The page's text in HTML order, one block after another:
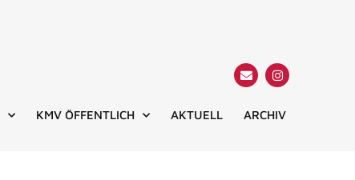
KMV ÖFFENTLICH AKTUELL ARCHIV